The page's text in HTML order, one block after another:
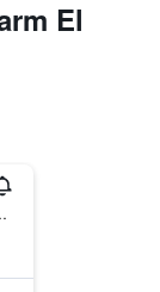
El
Sheikh, Ägypten